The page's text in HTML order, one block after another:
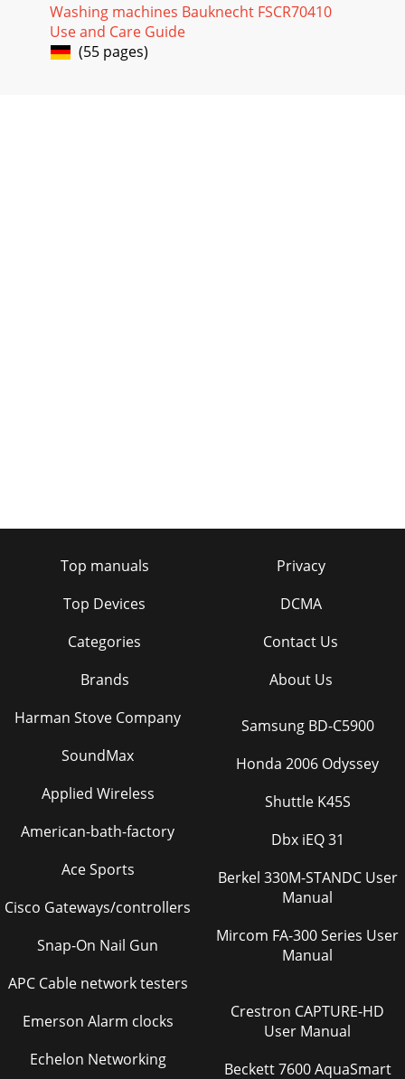
Washing machines Bauknecht FSCR70410
Use and Care Guide
(55 pages)
Top manuals
Top Devices
Categories
Brands
Privacy
DCMA
Contact Us
About Us
Harman Stove Company
SoundMax
Applied Wireless
American-bath-factory
Ace Sports
Cisco Gateways/controllers
Snap-On Nail Gun
APC Cable network testers
Emerson Alarm clocks
Echelon Networking
Samsung BD-C5900
Honda 2006 Odyssey
Shuttle K45S
Dbx iEQ 31
Berkel 330M-STANDC User
Manual
Mircom FA-300 Series User
Manual
Crestron CAPTURE-HD
User Manual
Beckett 7600 AquaSmart